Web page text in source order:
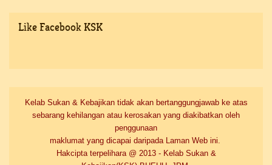
LikeFacebook KSK
Kelab Sukan & Kebajikan tidak akan bertanggungjawab ke atas
sebarang kehilangan atau kerosakan yang diakibatkan oleh
penggunaan
maklumat yang dicapai daripada Laman Web ini.
Hakcipta terpelihara @ 2013 - Kelab Sukan &